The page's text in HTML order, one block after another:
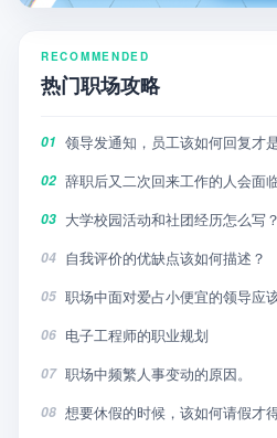
RECOMMENDED
热门职场攻略
01 领导发通知，员工该如何回复才
02 辞职后又二次回来工作的人会面
03 大学校园活动和社团经历怎么写
04 自我评价的优缺点该如何描述？
05 职场中面对爱占小便宜的领导应
06 电子工程师的职业规划
07 职场中频繁人事变动的原因。
08 想要休假的时候，该如何请假才